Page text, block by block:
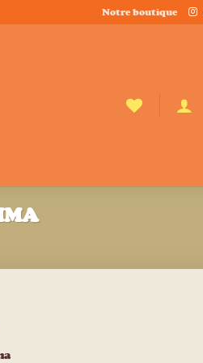
Notre boutique